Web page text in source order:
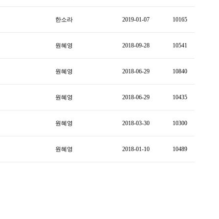
한소라 2019-01-07 10165
원혜영 2018-09-28 10541
원혜영 2018-06-29 10840
원혜영 2018-06-29 10435
원혜영 2018-03-30 10300
원혜영 2018-01-10 10489